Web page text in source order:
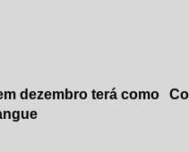
dezembro terá como